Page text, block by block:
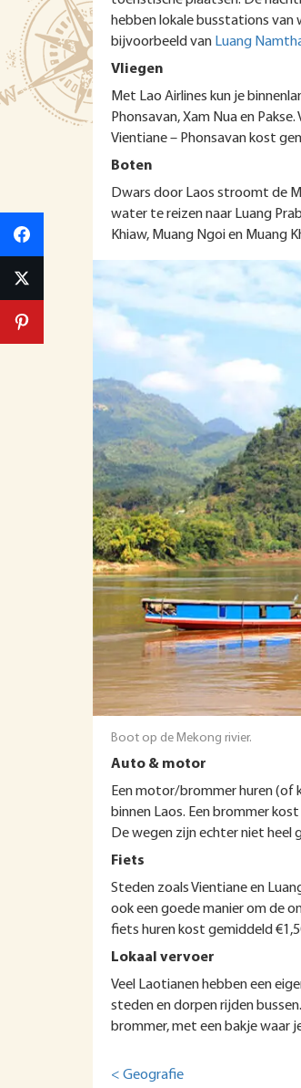
hebben lokale busstations van
bijvoorbeeld van Luang
Vliegen
Met Lao Airlines kun je
Phonsavan, Xam Nua en
Vientiane – Phonsavan kost
Boten
Dwars door Laos stroomt de
water te reizen naar Luang
Khiaw, Muang Ngoi en Muang
Boot op de Mekong rivier.
Auto & motor
Een motor/brommer huren (of
binnen Laos. Een brommer
De wegen zijn echter niet heel
Fiets
Steden zoals Vientiane en
ook een goede manier om de
fiets huren kost gemiddeld
Lokaal vervoer
Veel Laotianen hebben een
steden en dorpen rijden
brommer, met een bakje waar
< Geografie